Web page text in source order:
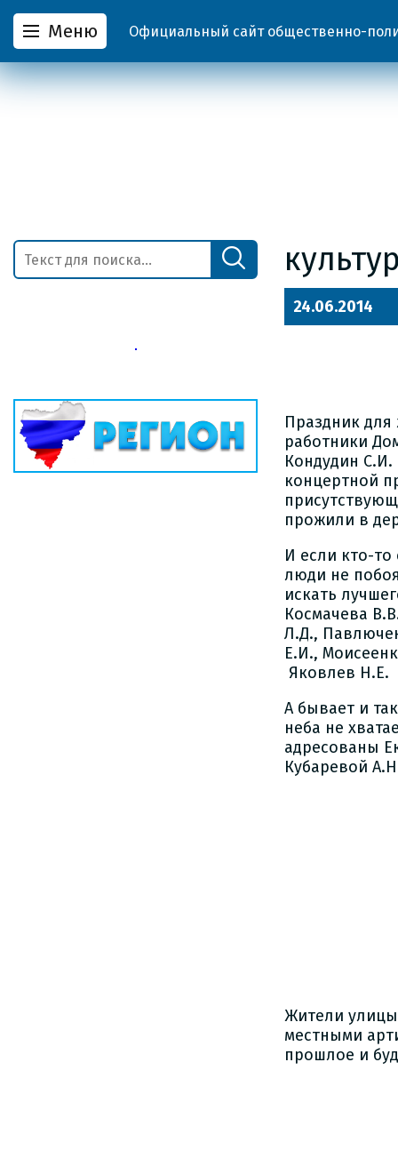
Меню Официальный сайт общественно-
24.06.2014
Праздник
работники
Кондудин
концертной
прожили в
И если кто-
люди не
искать
Космачева
Л.Д.,
Е.И.,
Яковлев Н.Е.
А бывает и
неба не
адресованы
Кубаревой
Жители
местными
прошлое и